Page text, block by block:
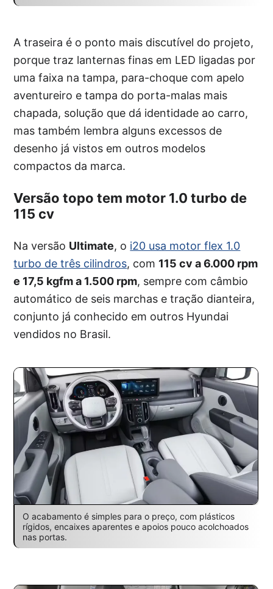
A traseira é o ponto mais discutível do projeto,
porque traz lanternas finas em LED ligadas por
uma faixa na tampa, para-choque com apelo
aventureiro e tampa do porta-malas mais
chapada, solução que dá identidade ao carro,
mas também lembra alguns excessos de
desenho já vistos em outros modelos
compactos da marca.
Versão topo tem motor 1.0 turbo de
115 cv
Na versão Ultimate, o i20 usa motor flex 1.0
turbo de três cilindros, com 115 cv a 6.000 rpm
e 17,5 kgfm a 1.500 rpm, sempre com câmbio
automático de seis marchas e tração dianteira,
conjunto já conhecido em outros Hyundai
vendidos no Brasil.
O acabamento é simples para o preço, com plásticos
rígidos, encaixes aparentes e apoios pouco acolchoados
nas portas.